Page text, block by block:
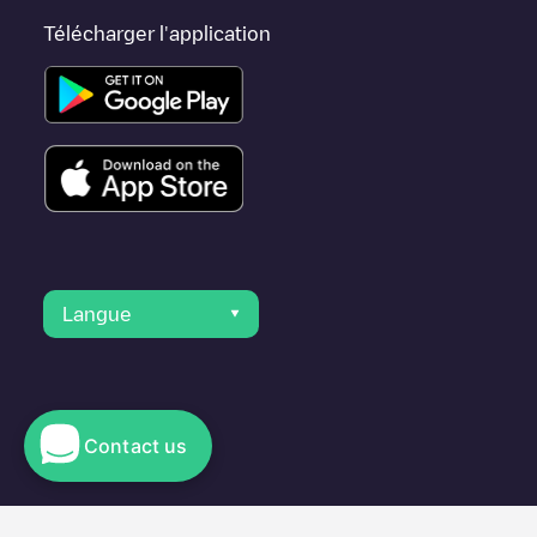
Télécharger l'application
Langue
© 2023 Electromaps
Contact us